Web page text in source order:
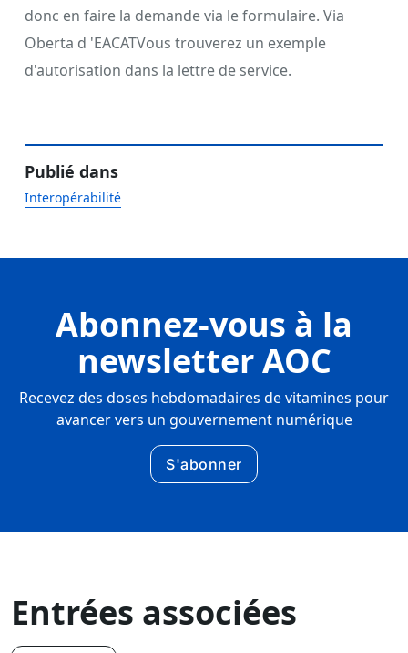
donc en faire la demande via le formulaire. Via
Oberta d 'EACATVous trouverez un exemple
d'autorisation dans la lettre de service.
Publié dans
Interopérabilité
Abonnez-vous à la
newsletter AOC
Recevez des doses hebdomadaires de vitamines pour
avancer vers un gouvernement numérique
S'abonner
Entrées associées